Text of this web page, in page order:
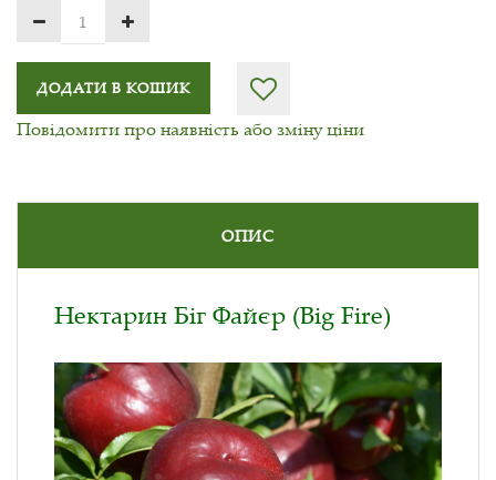
ДОДАТИ В КОШИК
Повідомити про наявність або зміну ціни
ОПИС
Нектарин Біг Файєр (Big Fire)